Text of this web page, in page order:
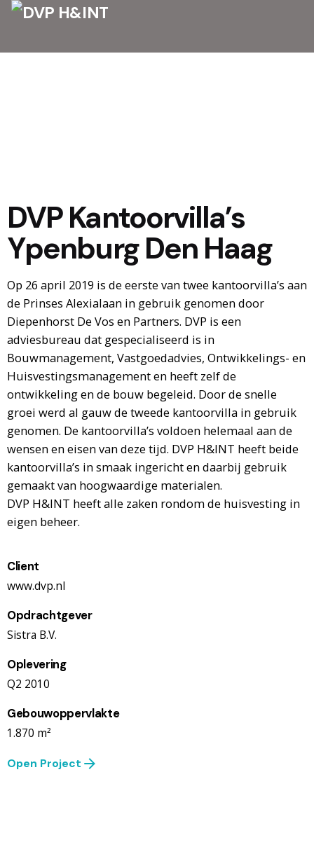
DVP Kantoorvilla’s
Ypenburg Den Haag
Op 26 april 2019 is de eerste van twee kantoorvilla’s aan
de Prinses Alexialaan in gebruik genomen door
Diepenhorst De Vos en Partners. DVP is een
adviesbureau dat gespecialiseerd is in
Bouwmanagement, Vastgoedadvies, Ontwikkelings- en
Huisvestingsmanagement en heeft zelf de
ontwikkeling en de bouw begeleid. Door de snelle
groei werd al gauw de tweede kantoorvilla in gebruik
genomen. De kantoorvilla’s voldoen helemaal aan de
wensen en eisen van deze tijd. DVP H&INT heeft beide
kantoorvilla’s in smaak ingericht en daarbij gebruik
gemaakt van hoogwaardige materialen.
DVP H&INT heeft alle zaken rondom de huisvesting in
eigen beheer.
Client
www.dvp.nl
Opdrachtgever
Sistra B.V.
Oplevering
Q2 2010
Gebouwoppervlakte
1.870 m²
Open Project